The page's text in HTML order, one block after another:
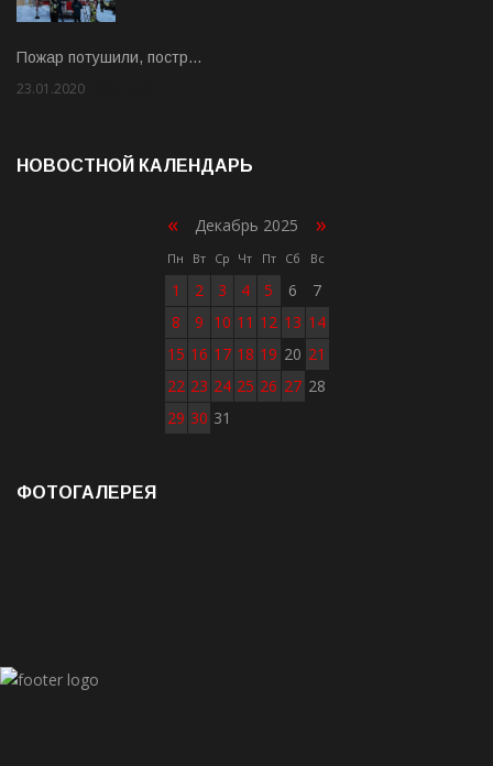
Пожар потушили, постр…
23.01.2020
НОВОСТНОЙ КАЛЕНДАРЬ
« Декабрь 2025 »
Пн Вт Ср Чт Пт Сб Вс
1 2 3 4 5 6
7
8
9 10 11 12 13 14
15 16 17 18 19 20 21
22 23 24 25 26 27 28
29 30 31
ФОТОГАЛЕРЕЯ